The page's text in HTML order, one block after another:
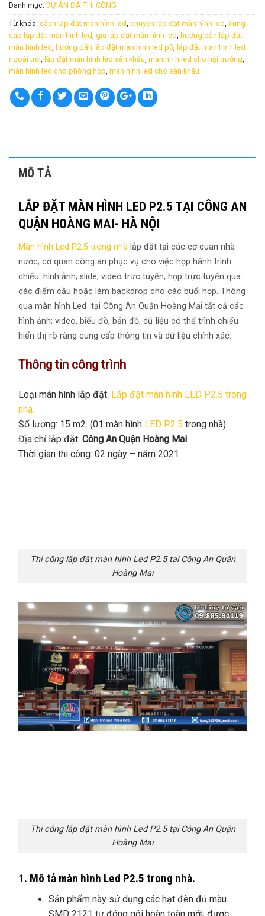
Danh mục: DỰ ÁN ĐÃ THI CÔNG
Từ khóa: cách lắp đặt màn hình led, chuyên lắp đặt màn hình led, cung
cấp lắp đặt màn hình led, giá lắp đặt màn hình led, hướng dẫn lắp đặt
màn hình led, hướng dẫn lắp đặt màn hình led p3, lắp đặt màn hình led
ngoài trời, lắp đặt màn hình led sân khấu, màn hình led cho hội trường,
màn hình led cho phòng họp, màn hình led cho sân khấu
MÔ TẢ
LẮP ĐẶT MÀN HÌNH LED P2.5 TẠI CÔNG AN
QUẬN HOÀNG MAI- HÀ NỘI
Màn hình Led P2.5 trong nhà lắp đặt tại các cơ quan nhà
nước; cơ quan công an phục vụ cho việc họp hành trình
chiếu: hình ảnh; slide, video trực tuyến, họp trực tuyến qua
các điểm cầu hoặc làm backdrop cho các buổi họp. Thông
qua màn hình Led tại Công An Quận Hoàng Mai tất cả các
hình ảnh; video, biểu đồ, bản đồ, dữ liệu có thể trình chiếu
hiển thị rõ ràng cung cấp thông tin và dữ liệu chính xác.
Thông tin công trình
Loại màn hình lắp đặt: Lắp đặt màn hình LED P2.5 trong
nhà.
Số lượng: 15 m2. (01 màn hình LED P2.5 trong nhà).
Địa chỉ lắp đặt: Công An Quận Hoàng Mai
Thời gian thi công: 02 ngày – năm 2021.
Thi công lắp đặt màn hình Led P2.5 tại Công An Quận
Hoàng Mai